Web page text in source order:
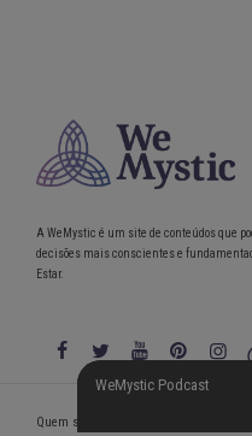
WeMystic Podcast
A WeMystic é um site de conteúdos que
decisões mais conscientes e
Estar.
WeMystic Podcast
Quem somos